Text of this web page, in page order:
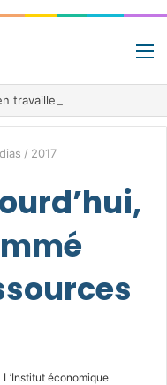
/ 2017
L’Institut économique